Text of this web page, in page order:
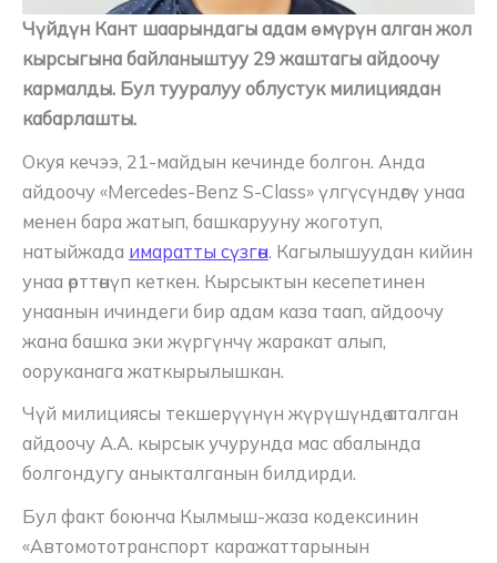
Чүйдүн Кант шаарындагы адам өмүрүн алган жол
кырсыгына байланыштуу 29 жаштагы айдоочу
кармалды. Бул тууралуу облустук милициядан
кабарлашты.
Окуя кечээ, 21-майдын кечинде болгон. Анда
айдоочу «Mercedes-Benz S-Class» үлгүсүндөгү унаа
менен бара жатып, башкарууну жоготуп,
натыйжада имаратты сүзгөн. Кагылышуудан кийин
унаа өрттөнүп кеткен. Кырсыктын кесепетинен
унаанын ичиндеги бир адам каза таап, айдоочу
жана башка эки жүргүнчү жаракат алып,
ооруканага жаткырылышкан.
Чүй милициясы текшерүүнүн жүрүшүндө аталган
айдоочу А.А. кырсык учурунда мас абалында
болгондугу аныкталганын билдирди.
Бул факт боюнча Кылмыш-жаза кодексинин
«Автомототранспорт каражаттарынын